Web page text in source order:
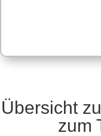
Übersicht
zum